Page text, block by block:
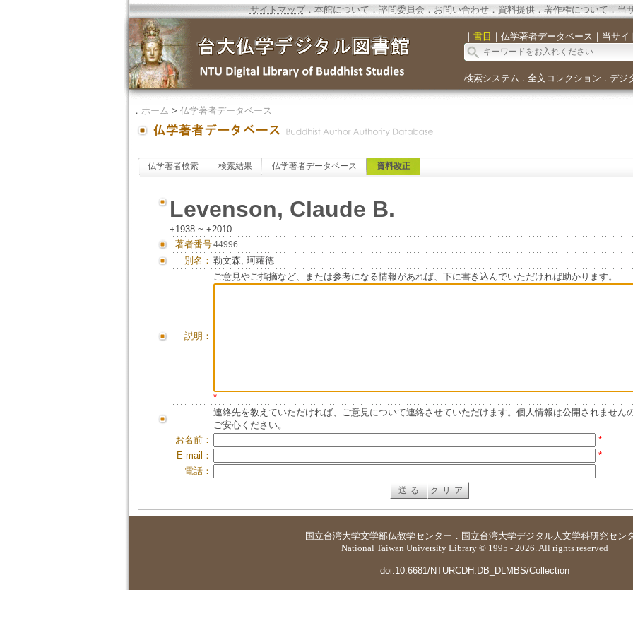
サイトマップ．本館について．諮問委員会． お問い合わせ． 資料提供．著作権について．当
｜ 書目 ｜ 仏学著者データベース ｜ 当サイ
検索システム ． 全文コレクション ． デジ
． ホーム > 仏学著者データベース
仏学著者検索 検索結果 仏学著者データベース 資料改正
Levenson, Claude B.
+1938 ~ +2010
著者番号44996
別名： 勒文森, 珂蘿德
説明：
ご意見やご指摘など、または参考になる情報があれば、下に書き込んでいただければ助かります。
*
連絡先を教えていただければ、ご意見について連絡させていただけます。個人情報は公開されません
ご安心ください。
お名前：
*
E-mail：
*
電話：
国立台湾大学文学部仏教学センター ． 国立台湾大学デジタル人文学科研究セン
National Taiwan University Library © 1995 - 2026. All rights reserved
doi:10.6681/NTURCDH.DB_DLMBS/Collection